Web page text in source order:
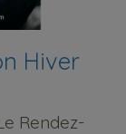
Hiver
Rendez-